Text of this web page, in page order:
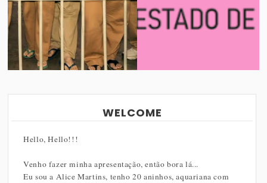
WELCOME
Hello, Hello!!!
Venho fazer minha apresentação, então bora lá...
Eu sou a Alice Martins, tenho 20 aninhos, aquariana com